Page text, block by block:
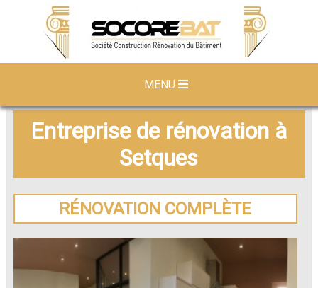
MENU
Entreprise de rénovation à
Setques
RÉNOVATION COMPLÈTE